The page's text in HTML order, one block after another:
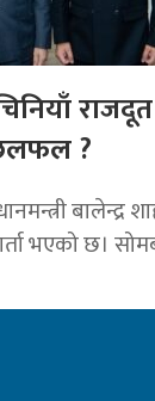
चिनियाँ
?
बालेन्द्र
भएको छ।